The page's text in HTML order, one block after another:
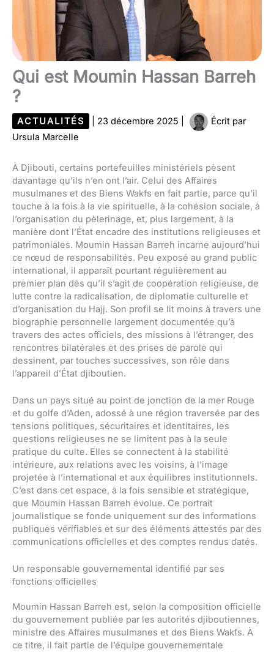
Qui est Moumin Hassan Barreh
?
ACTUALITÉS 23 décembre 2025
Écrit par
Ursula Marcelle
À Djibouti, certains portefeuilles ministériels pèsent
davantage qu’ils n’en ont l’air. Celui des Affaires
musulmanes et des Biens Wakfs en fait partie, parce qu’il
touche à la fois à la vie spirituelle, à la cohésion sociale, à
l’organisation du pèlerinage, et, plus largement, à la
manière dont l’État encadre des institutions religieuses et
patrimoniales. Moumin Hassan Barreh incarne aujourd’hui
ce nœud de responsabilités. Peu exposé au grand public
international, il apparaît pourtant régulièrement au
premier plan dès qu’il s’agit de coopération religieuse, de
lutte contre la radicalisation, de diplomatie culturelle et
d’organisation du Hajj. Son profil se lit moins à travers une
biographie personnelle largement documentée qu’à
travers des actes officiels, des missions à l’étranger, des
rencontres bilatérales et des prises de parole qui
dessinent, par touches successives, son rôle dans
l’appareil d’État djiboutien.
Dans un pays situé au point de jonction de la mer Rouge
et du golfe d’Aden, adossé à une région traversée par des
tensions politiques, sécuritaires et identitaires, les
questions religieuses ne se limitent pas à la seule
pratique du culte. Elles se connectent à la stabilité
intérieure, aux relations avec les voisins, à l’image
projetée à l’international et aux équilibres institutionnels.
C’est dans cet espace, à la fois sensible et stratégique,
que Moumin Hassan Barreh évolue. Ce portrait
journalistique se fonde uniquement sur des informations
publiques vérifiables et sur des éléments attestés par des
communications officielles et des comptes rendus datés.
Un responsable gouvernemental identifié par ses
fonctions officielles
Moumin Hassan Barreh est, selon la composition officielle
du gouvernement publiée par les autorités djiboutiennes,
ministre des Affaires musulmanes et des Biens Wakfs. À
ce titre, il fait partie de l’équipe gouvernementale